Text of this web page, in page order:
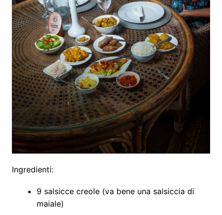
Ingredienti:
9 salsicce creole (va bene una salsiccia di
maiale)